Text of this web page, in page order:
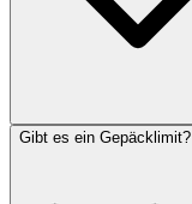
Gibt es ein Gepäcklimit?